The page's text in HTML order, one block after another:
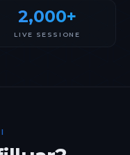
2,000+
LIVE SESSIONE